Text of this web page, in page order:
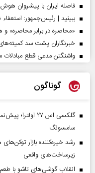
فاصله ایران با پیشرو‌ان
ببینید | رئیس‌جمهور:
«محاصره در برابر محاصره»
خبرنگاران پشت سد
واشنگتن مدعی قطع مبادلات
گوناگون
گلکسی اس ۲۷
سامسونگ
زیرساخت‌های واقعی
انقلاب گوشی‌های تاشو‌ با